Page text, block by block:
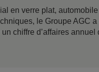
en verre plat,
le Groupe
chiffre d’affaires